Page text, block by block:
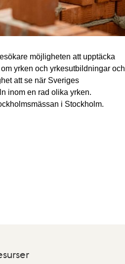
möjligheten att upptäcka
yrken och yrkesutbildningar och
att se när Sveriges
inom en rad olika yrken.
i Stockholm.